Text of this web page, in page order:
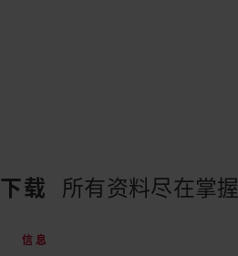
下载 所有资料尽在掌握
信息